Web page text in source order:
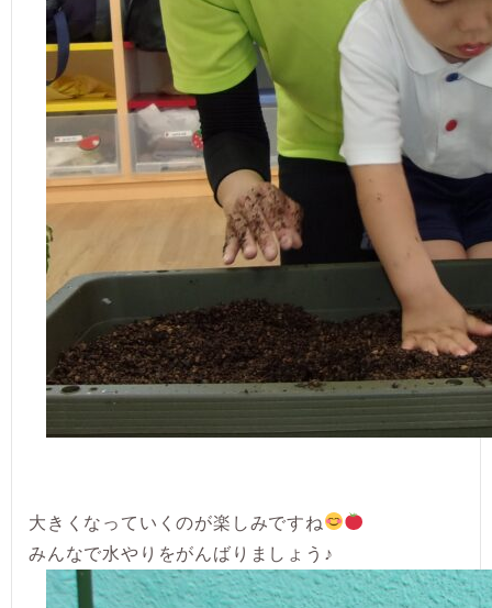
大きくなっていくのが楽しみですね
みんなで水やりをがんばりましょう♪